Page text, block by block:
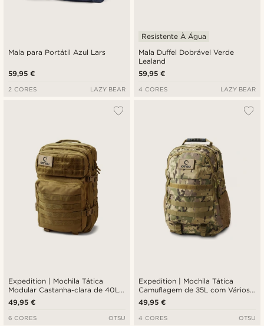
Mala para Portátil Azul Lars
59,95 €
2 CORES LAZY BEAR
Mala Duffel Dobrável Verde
Lealand
Resistente À Água
59,95 €
4 CORES LAZY BEAR
Expedition | Mochila Tática
Modular Castanha-clara de 40L
com Painel de Distintivos
49,95 €
6 CORES OTSU
Expedition | Mochila Tática
Camuflagem de 35L com Vários
Compartimentos e Painel para
Distintivos
49,95 €
4 CORES OTSU